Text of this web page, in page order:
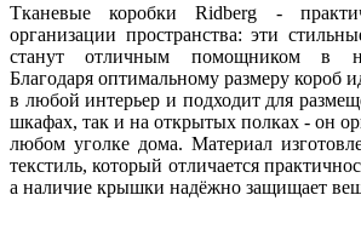
Тканевые коробки Ridberg -
организации пространства: эти
станут отличным помощником в
Благодаря оптимальному размеру короб
в любой интерьер и подходит для
шкафах, так и на открытых полках - он
любом уголке дома. Материал
текстиль, который отличается
а наличие крышки надёжно защищает